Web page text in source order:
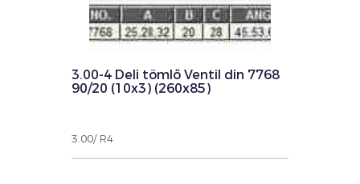
3.00-4 Deli tömlő Ventil din 7768
90/20 (10x3) (260x85)
3.00/ R4